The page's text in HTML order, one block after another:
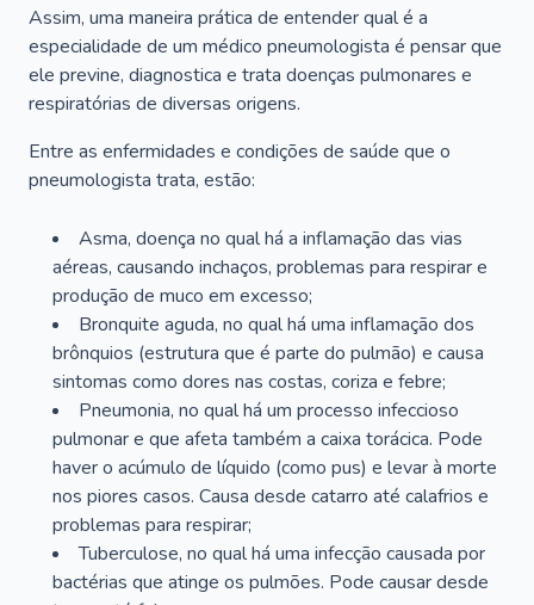
Assim, uma maneira prática de entender qual é a
especialidade de um médico pneumologista é pensar que
ele previne, diagnostica e trata doenças pulmonares e
respiratórias de diversas origens.
Entre as enfermidades e condições de saúde que o
pneumologista trata, estão:
Asma, doença no qual há a inflamação das vias
aéreas, causando inchaços, problemas para respirar e
produção de muco em excesso;
Bronquite aguda, no qual há uma inflamação dos
brônquios (estrutura que é parte do pulmão) e causa
sintomas como dores nas costas, coriza e febre;
Pneumonia, no qual há um processo infeccioso
pulmonar e que afeta também a caixa torácica. Pode
haver o acúmulo de líquido (como pus) e levar à morte
nos piores casos. Causa desde catarro até calafrios e
problemas para respirar;
Tuberculose, no qual há uma infecção causada por
bactérias que atinge os pulmões. Pode causar desde